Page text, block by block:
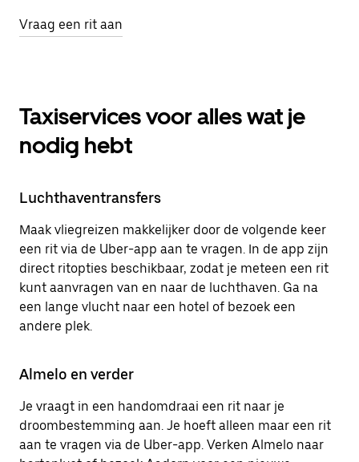
Vraag een rit aan
Taxiservices voor alles wat je
nodig hebt
Luchthaventransfers
Maak vliegreizen makkelijker door de volgende keer
een rit via de Uber-app aan te vragen. In de app zijn
direct ritopties beschikbaar, zodat je meteen een rit
kunt aanvragen van en naar de luchthaven. Ga na
een lange vlucht naar een hotel of bezoek een
andere plek.
Almelo en verder
Je vraagt in een handomdraai een rit naar je
droombestemming aan. Je hoeft alleen maar een rit
aan te vragen via de Uber-app. Verken Almelo naar